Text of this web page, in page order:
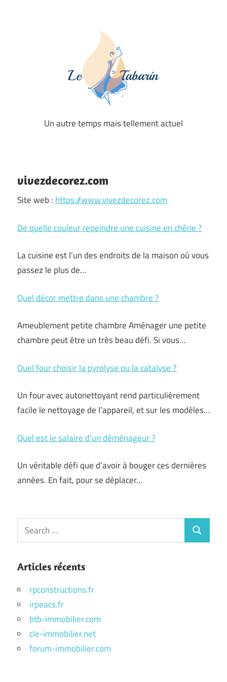
Un autre temps mais tellement actuel
vivezdecorez.com
Site web : https://www.vivezdecorez.com
De quelle couleur repeindre une cuisine en chêne ?
La cuisine est l’un des endroits de la maison où vous
passez le plus de…
Quel décor mettre dans une chambre ?
Ameublement petite chambre Aménager une petite
chambre peut être un très beau défi. Si vous…
Quel four choisir la pyrolyse ou la catalyse ?
Un four avec autonettoyant rend particulièrement
facile le nettoyage de l’appareil, et sur les modèles…
Quel est le salaire d’un déménageur ?
Un véritable défi que d’avoir à bouger ces dernières
années. En fait, pour se déplacer…
Articles récents
rpconstructions.fr
irpeacs.fr
btb-immobilier.com
cle-immobilier.net
forum-immobilier.com